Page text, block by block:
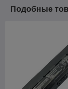
Подобные